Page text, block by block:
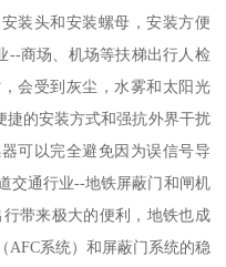
装头和安装螺母，安装方便
--商场、机场等扶梯出行人检
会受到灰尘，水雾和太阳光
捷的安装方式和强抗外界干扰
可以完全避免因为误信号导
交通行业--地铁屏蔽门和闸机
带来极大的便利，地铁也成
AFC系统）和屏蔽门系统的稳